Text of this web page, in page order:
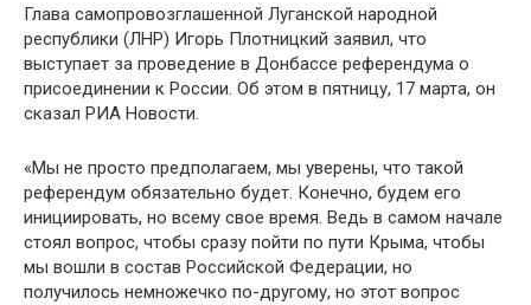
Глава самопровозглашенной Луганской народной
республики (ЛНР) Игорь Плотницкий заявил, что
выступает за проведение в Донбассе референдума о
присоединении к России. Об этом в пятницу, 17 марта, он
сказал РИА Новости.
«Мы не просто предполагаем, мы уверены, что такой
референдум обязательно будет. Конечно, будем его
инициировать, но всему свое время. Ведь в самом начале
стоял вопрос, чтобы сразу пойти по пути Крыма, чтобы
мы вошли в состав Российской Федерации, но
получилось немножечко по-другому, но этот вопрос